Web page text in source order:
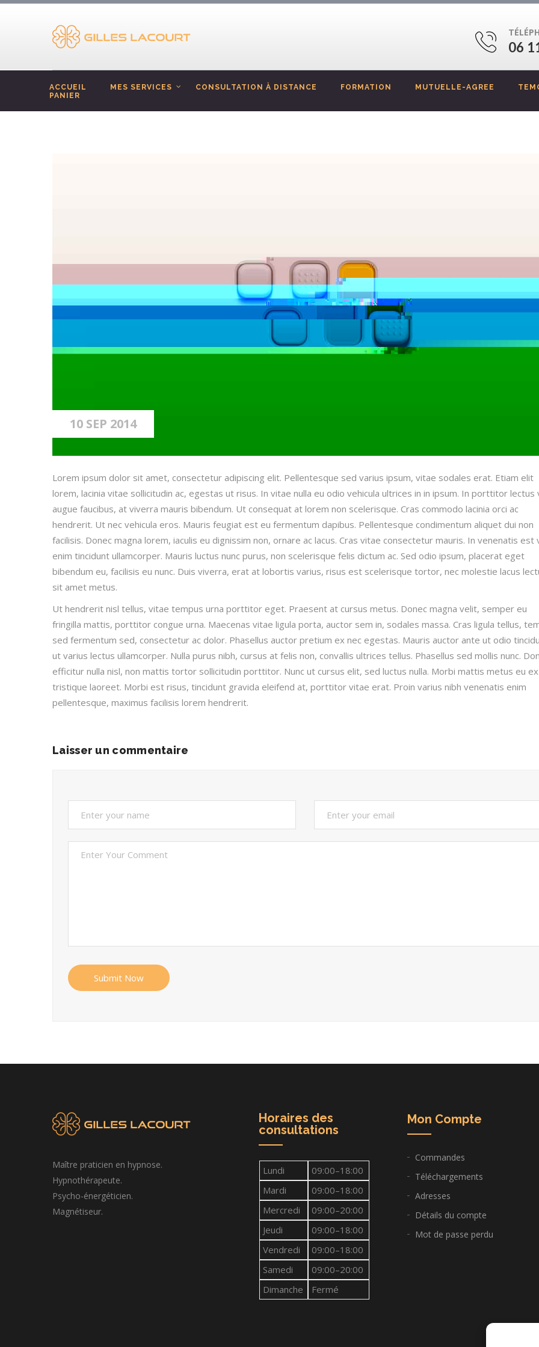
06
ACCUEIL MES SERVICES CONSULTATION À DISTANCE FORMATION MUTUELLE-AGREE
PANIER
10 SEP 2014
Lorem ipsum dolor sit amet, consectetur adipiscing elit. Pellentesque sed varius ipsum, vitae sodales erat. Etiam elit
lorem, lacinia vitae sollicitudin ac, egestas ut risus. In vitae nulla eu odio vehicula ultrices in in ipsum. In porttitor lectus
augue faucibus, at viverra mauris bibendum. Ut consequat at lorem non scelerisque. Cras commodo lacinia orci ac
hendrerit. Ut nec vehicula eros. Mauris feugiat est eu fermentum dapibus. Pellentesque condimentum aliquet dui non
facilisis. Donec magna lorem, iaculis eu dignissim non, ornare ac lacus. Cras vitae consectetur mauris. In venenatis est
enim tincidunt ullamcorper. Mauris luctus nunc purus, non scelerisque felis dictum ac. Sed odio ipsum, placerat eget
bibendum eu, facilisis eu nunc. Duis viverra, erat at lobortis varius, risus est scelerisque tortor, nec molestie lacus
sit amet metus.
Ut hendrerit nisl tellus, vitae tempus urna porttitor eget. Praesent at cursus metus. Donec magna velit, semper eu
fringilla mattis, porttitor congue urna. Maecenas vitae ligula porta, auctor sem in, sodales massa. Cras ligula tellus,
sed fermentum sed, consectetur ac dolor. Phasellus auctor pretium ex nec egestas. Mauris auctor ante ut odio
ut varius lectus ullamcorper. Nulla purus nibh, cursus at felis non, convallis ultrices tellus. Phasellus sed mollis nunc.
efficitur nulla nisl, non mattis tortor sollicitudin porttitor. Nunc ut cursus elit, sed luctus nulla. Morbi mattis metus eu ex
tristique laoreet. Morbi est risus, tincidunt gravida eleifend at, porttitor vitae erat. Proin varius nibh venenatis enim
pellentesque, maximus facilisis lorem hendrerit.
Laisser un commentaire
Submit Now
Maître praticien en hypnose.
Hypnothérapeute.
Psycho-énergéticien.
Magnétiseur.
Horaires des
consultations
Lundi
09:00–18:00
Mardi
09:00–18:00
Mercredi
09:00–20:00
Jeudi
09:00–18:00
Vendredi
09:00–18:00
Samedi
09:00–20:00
Dimanche
Fermé
Mon Compte
Commandes
Téléchargements
Adresses
Détails du compte
Mot de passe perdu